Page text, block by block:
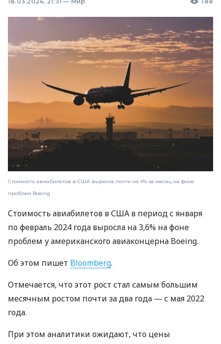
Стоимость авиабилетов в США выросла почти на 4% за месяц на фоне
проблем Boeing
Стоимость авиабилетов в США в период с января
по февраль 2024 года выросла на 3,6% на фоне
проблем у американского авиаконцерна Boeing.
Об этом пишет Bloomberg.
Отмечается, что этот рост стал самым большим
месячным ростом почти за два года — с мая 2022
года.
При этом аналитики ожидают, что цены